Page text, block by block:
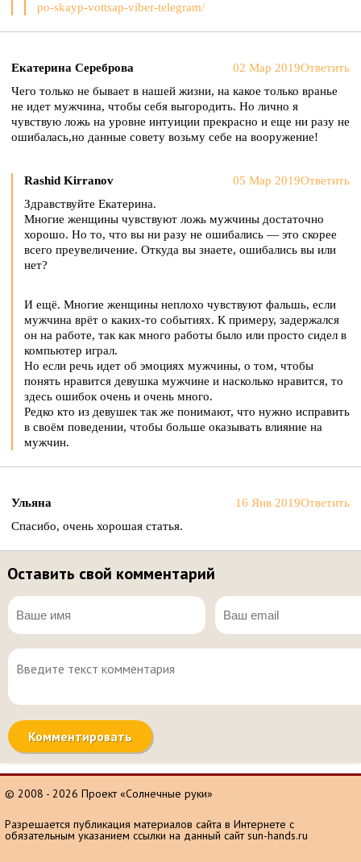
po-skayp-vottsap-viber-telegram/
Екатерина Сереброва 02 Мар 2019Ответить
Чего только не бывает в нашей жизни, на какое только вранье
не идет мужчина, чтобы себя выгородить. Но лично я
чувствую ложь на уровне интуиции прекрасно и еще ни разу не
ошибалась,но данные совету возьму себе на вооружение!
Rashid Kirranov 05 Мар 2019Ответить
Здравствуйте Екатерина.
Многие женщины чувствуют ложь мужчины достаточно
хорошо. Но то, что вы ни разу не ошибались — это скорее
всего преувеличение. Откуда вы знаете, ошибались вы или
нет?
И ещё. Многие женщины неплохо чувствуют фальшь, если
мужчина врёт о каких-то событиях. К примеру, задержался
он на работе, так как много работы было или просто сидел в
компьютер играл.
Но если речь идет об эмоциях мужчины, о том, чтобы
понять нравится девушка мужчине и насколько нравится, то
здесь ошибок очень и очень много.
Редко кто из девушек так же понимают, что нужно исправить
в своём поведении, чтобы больше оказывать влияние на
мужчин.
Ульяна 16 Янв 2019Ответить
Спасибо, очень хорошая статья.
Оставить свой комментарий
© 2008 - 2026 Проект «Солнечные руки»
Разрешается публикация материалов сайта в Интернете с
обязательным указанием ссылки на данный сайт sun-hands.ru